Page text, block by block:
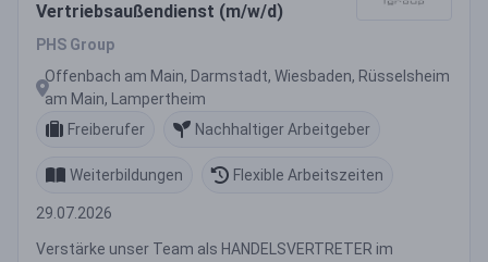
Vertriebsaußendienst (m/w/d)
PHS Group
Offenbach am Main, Darmstadt, Wiesbaden, Rüsselsheim
am Main, Lampertheim
Freiberufer
Nachhaltiger Arbeitgeber
Weiterbildungen Flexible Arbeitszeiten
29.07.2026
Verstärke unser Team als HANDELSVERTRETER im